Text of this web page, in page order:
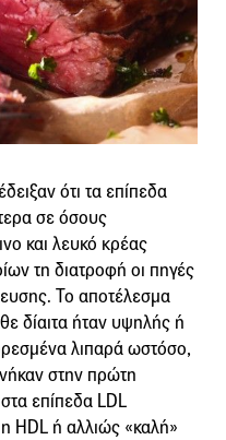
ότι τα επίπεδα
σε όσους
και λευκό κρέας
τη διατροφή οι πηγές
Το αποτέλεσμα
δίαιτα ήταν υψηλής ή
λιπαρά ωστόσο,
στην πρώτη
επίπεδα LDL
HDL ή αλλιώς «καλή»